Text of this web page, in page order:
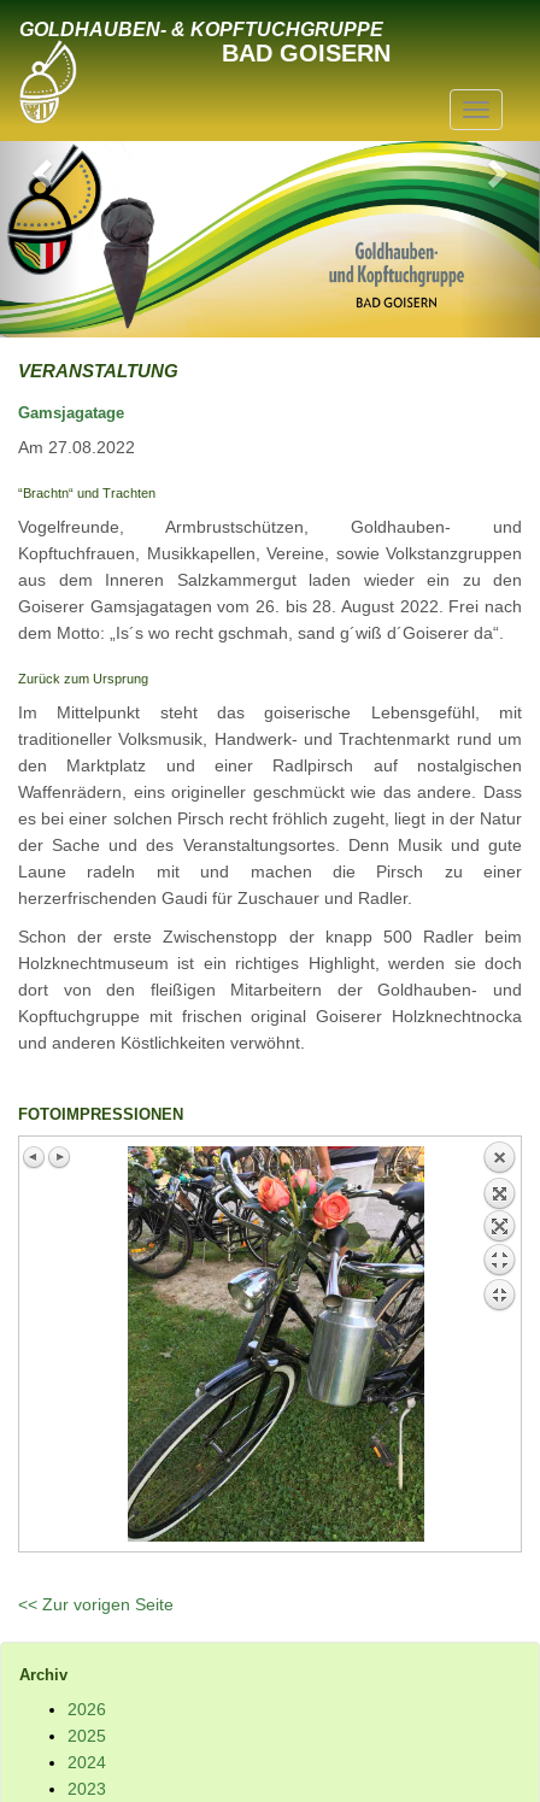
GOLDHAUBEN- & KOPFTUCHGRUPPE
BAD GOISERN
VERANSTALTUNG
Gamsjagatage
Am 27.08.2022
“Brachtn“ und Trachten
Vogelfreunde, Armbrustschützen, Goldhauben- und
Kopftuchfrauen, Musikkapellen, Vereine, sowie Volkstanzgruppen
aus dem Inneren Salzkammergut laden wieder ein zu den
Goiserer Gamsjagatagen vom 26. bis 28. August 2022. Frei nach
dem Motto: „Is´s wo recht gschmah, sand g´wiß d´Goiserer da“.
Zurück zum Ursprung
Im Mittelpunkt steht das goiserische Lebensgefühl, mit
traditioneller Volksmusik, Handwerk- und Trachtenmarkt rund um
den Marktplatz und einer Radlpirsch auf nostalgischen
Waffenrädern, eins origineller geschmückt wie das andere. Dass
es bei einer solchen Pirsch recht fröhlich zugeht, liegt in der Natur
der Sache und des Veranstaltungsortes. Denn Musik und gute
Laune radeln mit und machen die Pirsch zu einer
herzerfrischenden Gaudi für Zuschauer und Radler.
Schon der erste Zwischenstopp der knapp 500 Radler beim
Holzknechtmuseum ist ein richtiges Highlight, werden sie doch
dort von den fleißigen Mitarbeitern der Goldhauben- und
Kopftuchgruppe mit frischen original Goiserer Holzknechtnocka
und anderen Köstlichkeiten verwöhnt.
FOTOIMPRESSIONEN
<< Zur vorigen Seite
Archiv
2026
2025
2024
2023